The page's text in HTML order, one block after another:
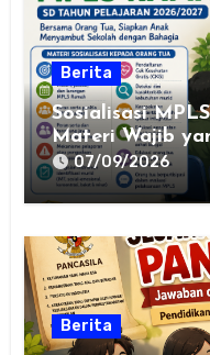
Berita
Sosialisasi
Materi Wajib
kepada Orang
07/09/2026
Berita